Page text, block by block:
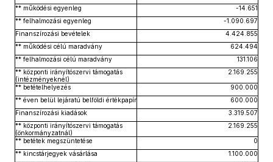
** működési egyenleg
-14.651
** felhalmozási egyenleg
-1.090.697
Finanszírozási bevételek
4.424.855
** működési célú maradvány
624.494
** felhalmozási célú maradvány
131.106
** központi irányítószervi támogatás
(intézményeknél)
2.169.255
** betételhelyezés
900.000
** éven belül lejáratú belföldi értékpapír
600.000
Finanszírozási kiadások
3.319.507
** központi irányítószervi támogatás
(önkormányzatnál)
2.169.255
** betétek megszüntetése
0
** kincstárjegyek vásárlása
1.100.000